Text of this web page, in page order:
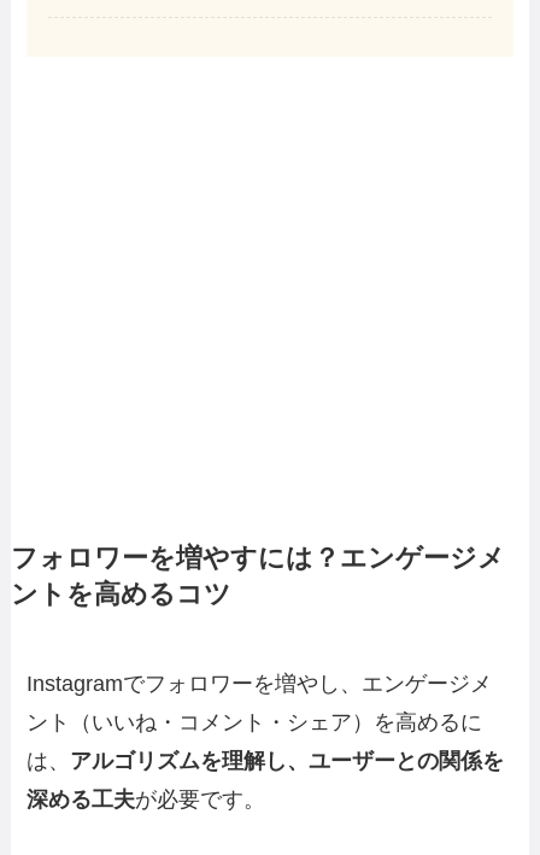
フォロワーを増やすには？エンゲージメ
ントを高めるコツ
Instagramでフォロワーを増やし、エンゲージメ
ント（いいね・コメント・シェア）を高めるに
は、 アルゴリズムを理解し、ユーザーとの関係を
深める工夫が必要です。